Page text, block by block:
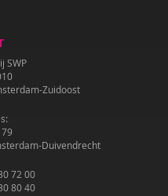
SWP
Zuidoost
Duivendrecht
72 00
80 40